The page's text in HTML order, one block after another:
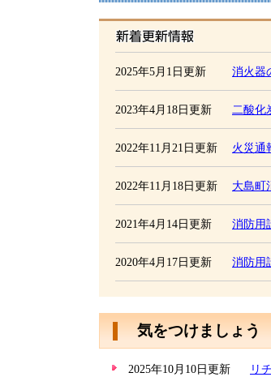
2025年5月1日更新 消火器
2023年4月18日更新 二酸化
2022年11月21日更新 火災通
2022年11月18日更新 大島町
2021年4月14日更新 消防用
2020年4月17日更新 消防用
気をつけましょう
2025年10月10日更新 リ